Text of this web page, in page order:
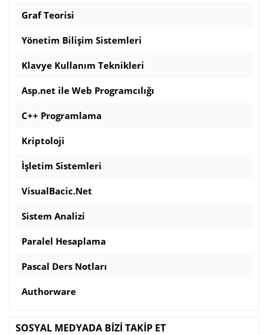
Graf Teorisi
Yönetim Bilişim Sistemleri
Klavye Kullanım Teknikleri
Asp.net ile Web Programcılığı
C++ Programlama
Kriptoloji
İşletim Sistemleri
VisualBacic.Net
Sistem Analizi
Paralel Hesaplama
Pascal Ders Notları
Authorware
SOSYAL MEDYADA BİZİ TAKİP ET